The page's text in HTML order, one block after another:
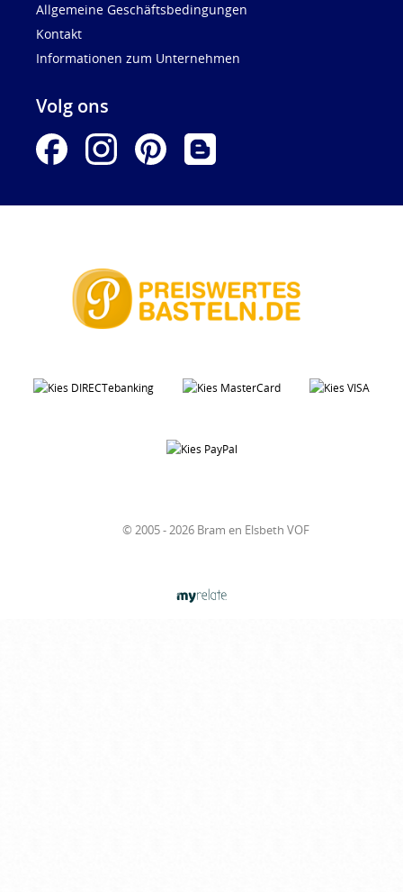
Allgemeine Geschäftsbedingungen
Kontakt
Informationen zum Unternehmen
Volg ons
© 2005 - 2026 Bram en Elsbeth VOF